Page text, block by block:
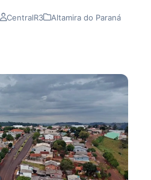
CentralR3 Altamira do Paraná